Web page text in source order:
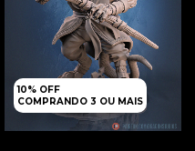
10% OFF
COMPRANDO 3 OU MAIS